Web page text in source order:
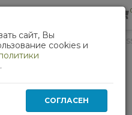
дорожка DFC SILUET
сайт, Вы
cookies и
.
СОГЛАСЕН